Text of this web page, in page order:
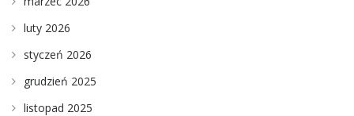
luty 2026
styczeń 2026
grudzień 2025
listopad 2025